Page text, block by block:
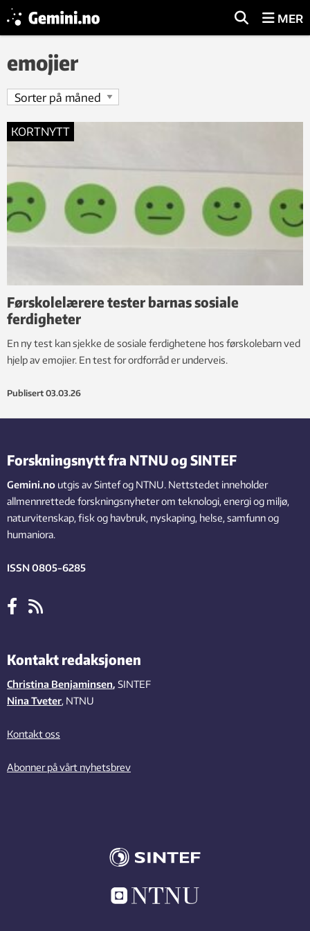
MER
emojier
KORTNYTT
Førskolelærere tester barnas sosiale
ferdigheter
En ny test kan sjekke de sosiale ferdighetene hos førskolebarn ved
hjelp av emojier. En test for ordforråd er underveis.
Publisert 03.03.26
Forskningsnytt fra NTNU og SINTEF
Gemini.no utgis av Sintef og NTNU. Nettstedet inneholder
allmennrettede forskningsnyheter om teknologi, energi og miljø,
naturvitenskap, fisk og havbruk, nyskaping, helse, samfunn og
humaniora.
ISSN 0805-6285
Kontakt redaksjonen
Christina Benjaminsen, SINTEF
Nina Tveter, NTNU
Kontakt oss
Abonner på vårt nyhetsbrev